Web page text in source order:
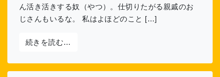
ん活き活きする奴（やつ）。仕切りたがる親戚のお
じさんもいるな。 私はよほどのこと […]
続きを読む…